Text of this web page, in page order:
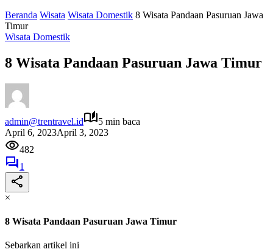
Beranda Wisata Wisata Domestik 8 Wisata Pandaan Pasuruan Jawa
Timur
Wisata Domestik
8 Wisata Pandaan Pasuruan Jawa Timur
admin@trentravel.id
5 min baca
April 6, 2023April 3, 2023
482
1
×
8 Wisata Pandaan Pasuruan Jawa Timur
Sebarkan artikel ini